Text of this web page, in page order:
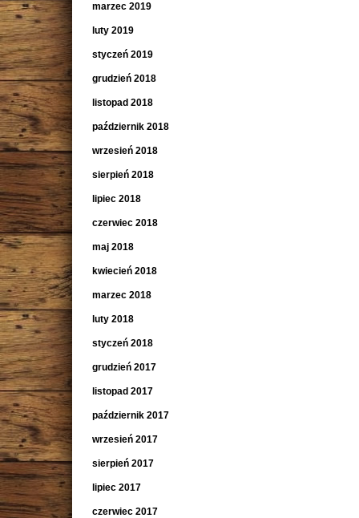
marzec 2019
luty 2019
styczeń 2019
grudzień 2018
listopad 2018
październik 2018
wrzesień 2018
sierpień 2018
lipiec 2018
czerwiec 2018
maj 2018
kwiecień 2018
marzec 2018
luty 2018
styczeń 2018
grudzień 2017
listopad 2017
październik 2017
wrzesień 2017
sierpień 2017
lipiec 2017
czerwiec 2017